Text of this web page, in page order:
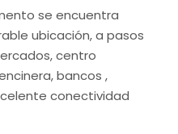
se encuentra
ubicación, a pasos
centro
bancos ,
conectividad